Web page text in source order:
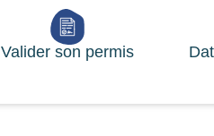
Valider son permis